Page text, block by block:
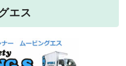
エス